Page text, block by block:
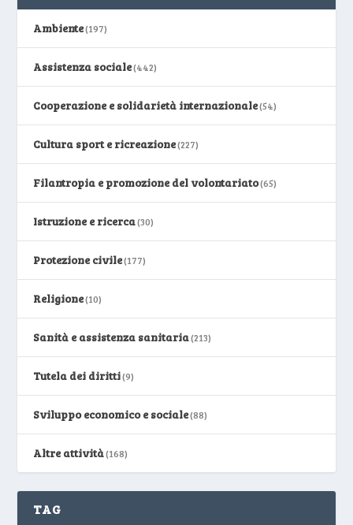
Ambiente(197)
Assistenza sociale(442)
Cooperazione e solidarietà internazionale(54)
Cultura sport e ricreazione(227)
Filantropia e promozione del volontariato(65)
Istruzione e ricerca(30)
Protezione civile(177)
Religione(10)
Sanità e assistenza sanitaria(213)
Tutela dei diritti(9)
Sviluppo economico e sociale(88)
Altre attività(168)
TAG